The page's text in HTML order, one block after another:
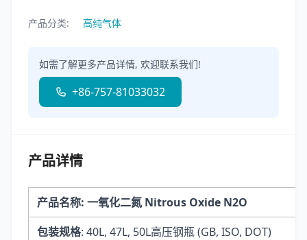
产品分类: 高纯气体
如需了解更多产品详情, 欢迎联系我们!
+86-757-81033032
产品详情
产品名称: 一氧化二氮 Nitrous Oxide N2O
包装规格: 40L, 47L, 50L高压钢瓶 (GB, ISO, DOT)